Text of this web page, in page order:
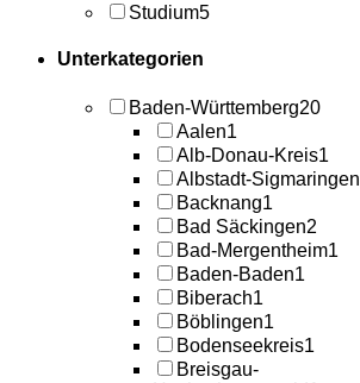
Studium5
Unterkategorien
Baden-Württemberg20
Aalen1
Alb-Donau-Kreis1
Albstadt-Sigmaringen
Backnang1
Bad Säckingen2
Bad-Mergentheim1
Baden-Baden1
Biberach1
Böblingen1
Bodenseekreis1
Breisgau-